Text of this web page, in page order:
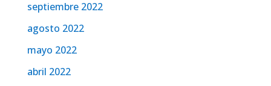
septiembre 2022
agosto 2022
mayo 2022
abril 2022